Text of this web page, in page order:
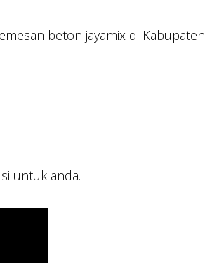
beton jayamix di Kabupaten
untuk anda.